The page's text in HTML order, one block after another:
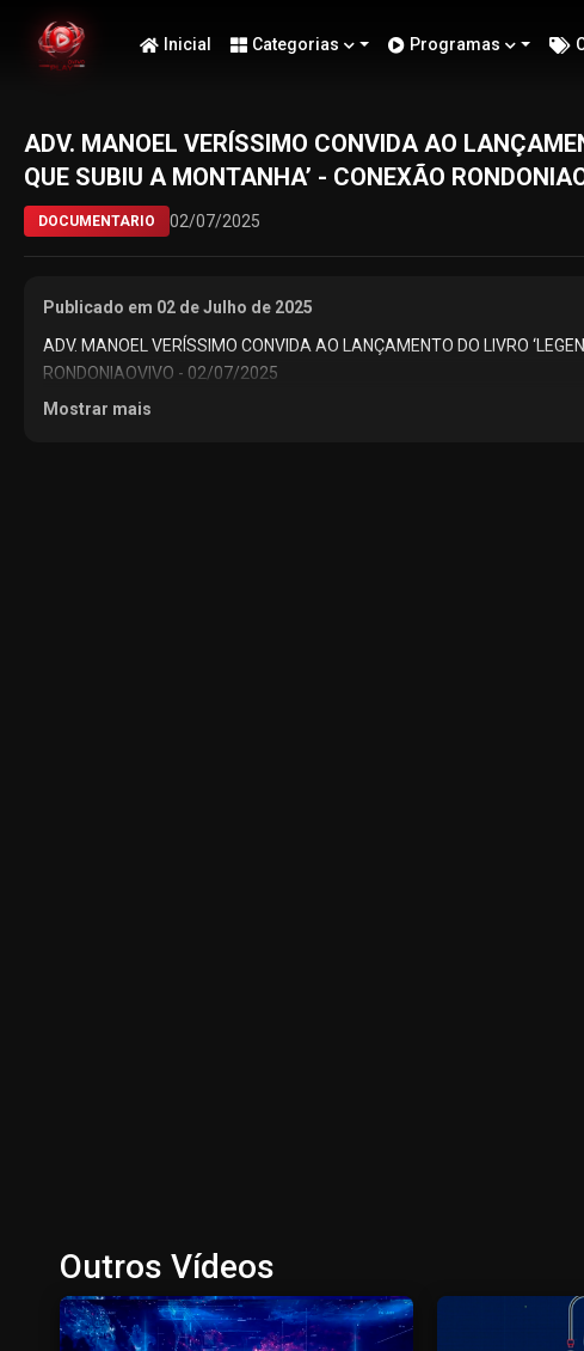
Inicial Categorias Programas
ADV. MANOEL VERÍSSIMO CONVIDA AO
QUE SUBIU A MONTANHA’ - CONEXÃO
DOCUMENTARIO 02/07/2025
Publicado em 02 de Julho de 2025
ADV. MANOEL VERÍSSIMO CONVIDA AO LANÇAMENTO DO LIVRO
RONDONIAOVIVO - 02/07/2025
Mostrar mais
Outros Vídeos